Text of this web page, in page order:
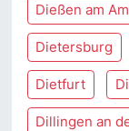
Dießen am
Dietersburg
Dietfurt
Dillingen an